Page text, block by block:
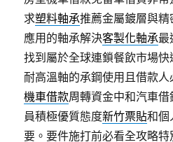
求塑料軸承推薦金屬鍍層與
應用的軸承解決客製化軸承最
找到屬於全球連鎖餐飲市場快
耐高溫軸的承鋼使用且借款
機車借款周轉資金中和汽車
員積極優質態度新竹票貼和個
要。要件施打前必看全攻略特